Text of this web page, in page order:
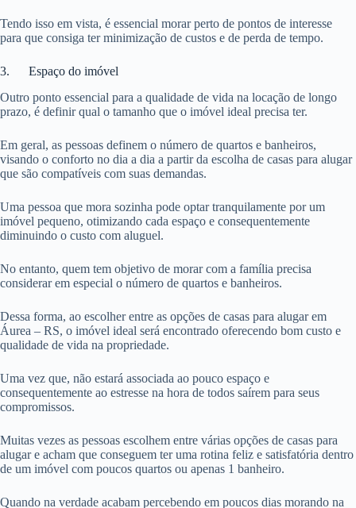
Tendo isso em vista, é essencial morar perto de pontos de interesse
para que consiga ter minimização de custos e de perda de tempo.
3. Espaço do imóvel
Outro ponto essencial para a qualidade de vida na locação de longo
prazo, é definir qual o tamanho que o imóvel ideal precisa ter.
Em geral, as pessoas definem o número de quartos e banheiros,
visando o conforto no dia a dia a partir da escolha de casas para alugar
que são compatíveis com suas demandas.
Uma pessoa que mora sozinha pode optar tranquilamente por um
imóvel pequeno, otimizando cada espaço e consequentemente
diminuindo o custo com aluguel.
No entanto, quem tem objetivo de morar com a família precisa
considerar em especial o número de quartos e banheiros.
Dessa forma, ao escolher entre as opções de casas para alugar em
Áurea – RS, o imóvel ideal será encontrado oferecendo bom custo e
qualidade de vida na propriedade.
Uma vez que, não estará associada ao pouco espaço e
consequentemente ao estresse na hora de todos saírem para seus
compromissos.
Muitas vezes as pessoas escolhem entre várias opções de casas para
alugar e acham que conseguem ter uma rotina feliz e satisfatória dentro
de um imóvel com poucos quartos ou apenas 1 banheiro.
Quando na verdade acabam percebendo em poucos dias morando na